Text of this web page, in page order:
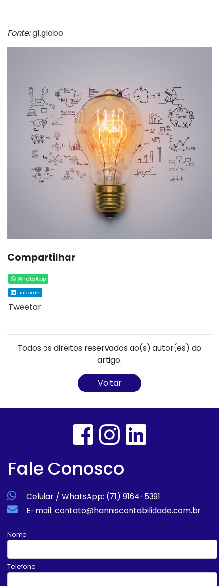
Fonte:g1.globo
Compartilhar
WhatsApp
Linkedin
Tweetar
Todos os direitos reservados ao(s) autor(es) do
artigo.
Voltar
Fale Conosco
Celular / WhatsApp: (71) 9164-5391
E-mail: contato@hanniscontabilidade.com.br
Nome
Telefone